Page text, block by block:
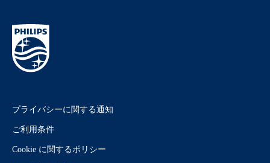
プライバシーに関する通知
ご利用条件
Cookie に関するポリシー